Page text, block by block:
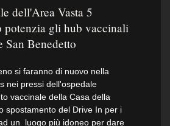
dell'Area Vasta 5
potenzia gli hub vaccinali
Benedetto
si faranno di nuovo nella
nei pressi dell'ospedale
vaccinale della Casa della
spostamento del Drive In per i
un luogo più idoneo per dare